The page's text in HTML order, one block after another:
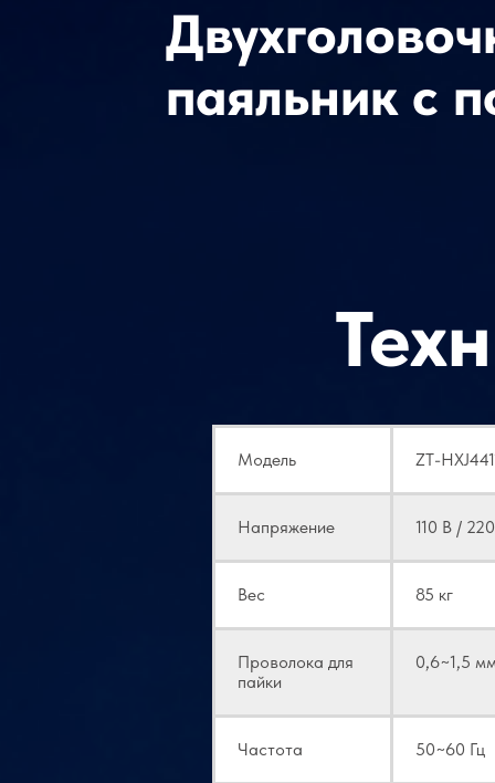
паяльник с
Модель ZT-
Напряжение 110 В /
Вес 85 кг
Проволока для
пайки
0,6~1,5
Частота 50~60 Гц